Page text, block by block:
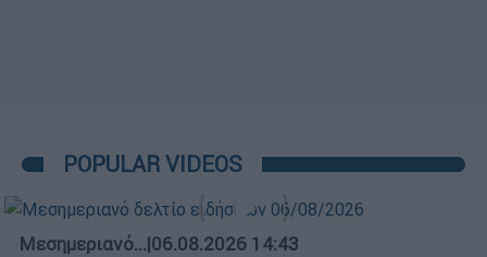
POPULAR VIDEOS
Μεσημεριανό...|06.08.2026 14:43